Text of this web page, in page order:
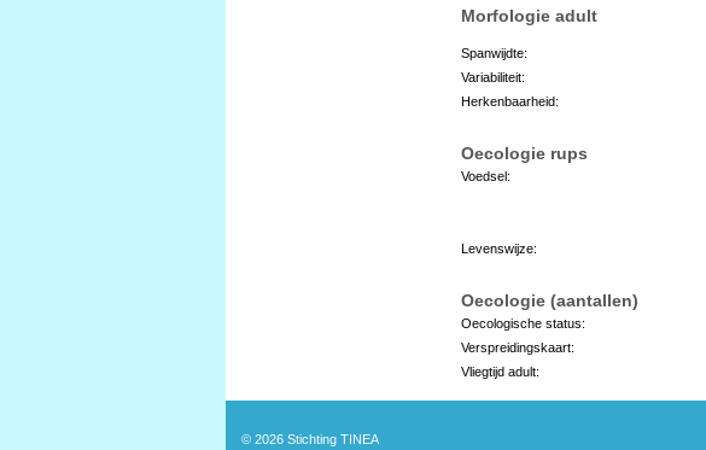
Morfologie adult
Spanwijdte:
Variabiliteit:
Herkenbaarheid:
Oecologie rups
Voedsel:
Levenswijze:
Oecologie (aantallen)
Oecologische status:
Verspreidingskaart:
Vliegtijd adult:
© 2026 Stichting TINEA